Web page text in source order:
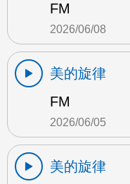
FM
2026/06/08
美的旋律
FM
2026/06/05
美的旋律